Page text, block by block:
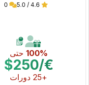
4.6 / 5.0
0
100%حتى
€/$250
+25 دورات